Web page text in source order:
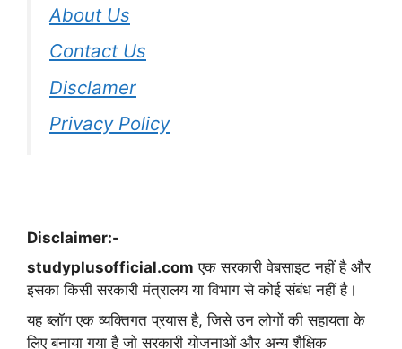
About Us
Contact Us
Disclamer
Privacy Policy
Disclaimer:-
studyplusofficial.com एक सरकारी वेबसाइट नहीं है और
इसका किसी सरकारी मंत्रालय या विभाग से कोई संबंध नहीं है।
यह ब्लॉग एक व्यक्तिगत प्रयास है, जिसे उन लोगों की सहायता के
लिए बनाया गया है जो सरकारी योजनाओं और अन्य शैक्षिक